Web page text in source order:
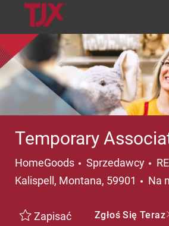
Temporary
HomeGoods Kategoria
Sprzedawcy
Kalispell, Montana, 59901
Na
Zapisać Zgłoś Się Teraz